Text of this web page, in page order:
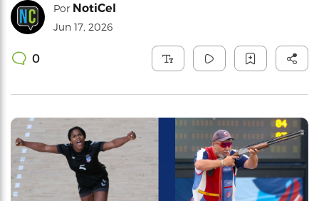
Por NotiCel
Jun 17, 2026
0